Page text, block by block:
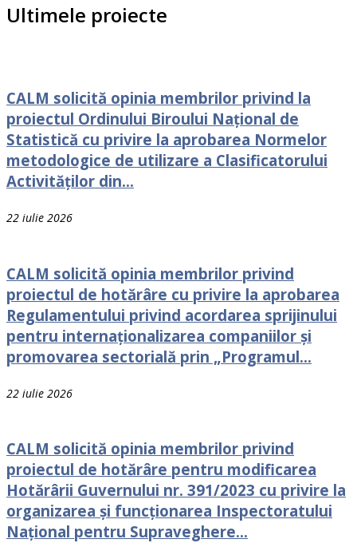
Ultimele proiecte
CALM solicită opinia membrilor privind la
proiectul Ordinului Biroului Național de
Statistică cu privire la aprobarea Normelor
metodologice de utilizare a Clasificatorului
Activităților din...
22 iulie 2026
CALM solicită opinia membrilor privind
proiectul de hotărâre cu privire la aprobarea
Regulamentului privind acordarea sprijinului
pentru internaționalizarea companiilor și
promovarea sectorială prin „Programul...
22 iulie 2026
CALM solicită opinia membrilor privind
proiectul de hotărâre pentru modificarea
Hotărârii Guvernului nr. 391/2023 cu privire la
organizarea și funcționarea Inspectoratului
Național pentru Supraveghere...